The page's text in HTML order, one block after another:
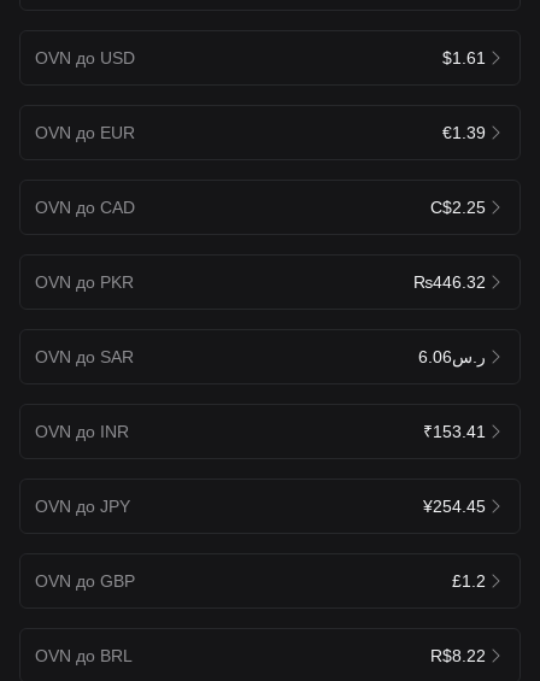
OVN до USD $1.61
OVN до EUR €1.39
OVN до CAD C$2.25
OVN до PKR ₨446.32
OVN до SAR ر.س6.06
OVN до INR ₹153.41
OVN до JPY ¥254.45
OVN до GBP £1.2
OVN до BRL R$8.22